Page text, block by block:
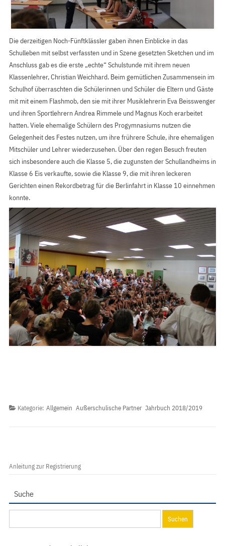
Die derzeitigen Noch-Fünftklässler gaben ihnen Einblicke in das
Schulleben mit selbst verfassten und in Szene gesetzten Sketchen und im
Anschluss gab es die erste „echte“ Schulstunde mit ihrem neuen
Klassenlehrer, Christian Weichhard. Beim gemütlichen Zusammensein im
Schulhof überraschten die Schülerinnen und Schüler die Eltern und Gäste
mit mit einem Flashmob, den sie mit ihrer Musiklehrerin Eva Beisswenger
und ihren Sportlehrern Andrea Rimmele und Magnus Koch erarbeitet
hatten. Viele ehemalige Schülern des Progymnasiums nutzen die
Gelegenheit des Festes nutzen, um ihre frührere Schule, ihre ehemaligen
Mitschüler und Lehrer wiederzusehen. Über den regen Besuch freuten
sich insbesondere auch die Klasse 5, die zugunsten der Schullandheims in
Klasse 6 Eis verkaufte, sowie die Klasse 9, die mit ihren leckeren
Gerichten einen Rekordbetrag für die Berlinfahrt in Klasse 10 einnehmen
konnte.
Kategorie: Allgemein Außerschulische Partner Jahrbuch 2018/2019
Anleitung zur Registrierung
Suche
nach: